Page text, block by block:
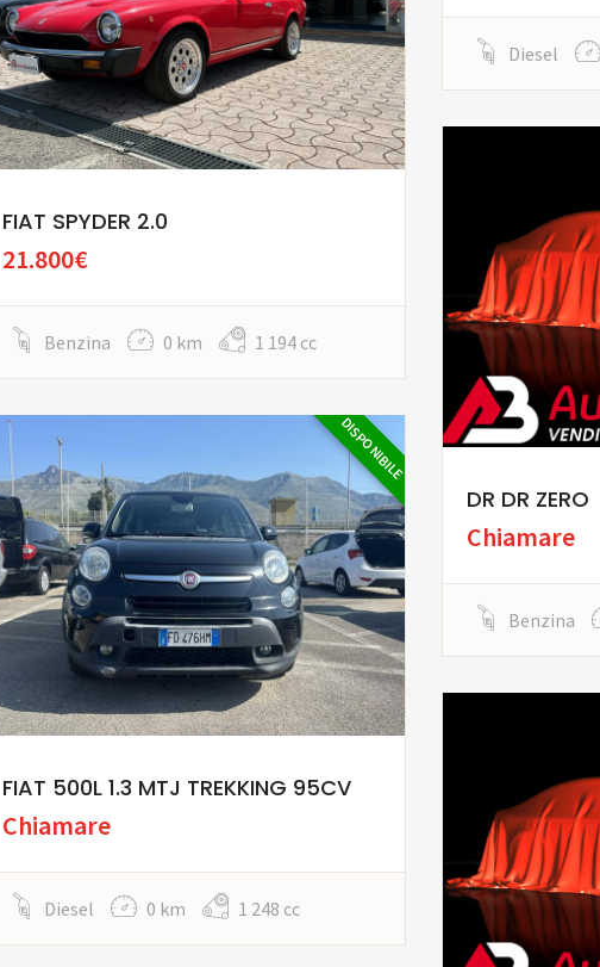
FIAT SPYDER 2.0
21.800€
Benzina 0 km 1 194 cc
Diesel
DR DR ZERO
Chiamare
Benzina
DISPONIBILE
FIAT 500L 1.3 MTJ TREKKING 95CV
Chiamare
Diesel 0 km 1 248 cc